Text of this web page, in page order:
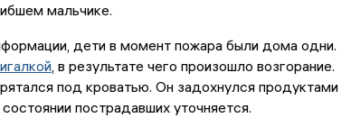
мальчике.
дети в момент пожара были дома одни.
, в результате чего произошло возгорание.
под кроватью. Он задохнулся продуктами
пострадавших уточняется.